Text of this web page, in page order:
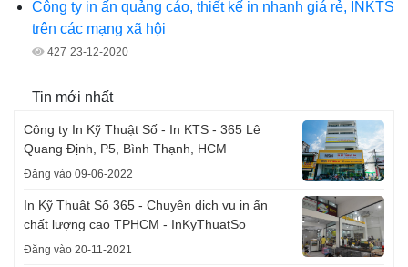
Công ty in ấn quảng cáo, thiết kế in nhanh giá rẻ, INKTS
trên các mạng xã hội
427 23-12-2020
Tin mới nhất
Công ty In Kỹ Thuật Số - In KTS - 365 Lê
Quang Định, P5, Bình Thạnh, HCM
Đăng vào 09-06-2022
In Kỹ Thuật Số 365 - Chuyên dịch vụ in ấn
chất lượng cao TPHCM - InKyThuatSo
Đăng vào 20-11-2021